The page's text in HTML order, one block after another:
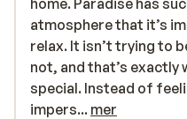
home. Paradise has
atmosphere that it’s
relax. It isn’t trying to
not, and that’s exactly
special. Instead of
impersonal resort, it
home. Paradise has
atmosphere that it’s
relax. It isn’t trying to
not, and that’s exactly
special. Instead of
impers... mer